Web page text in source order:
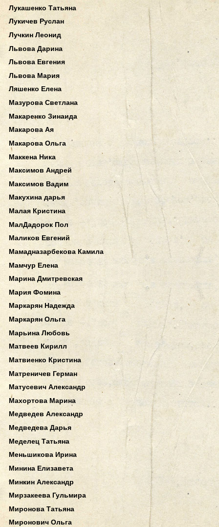
Лукашенко Татьяна
Лукичев Руслан
Лучкин Леонид
Львова Дарина
Львова Евгения
Львова Мария
Ляшенко Елена
Мазурова Светлана
Макаренко Зинаида
Макарова Ая
Макарова Ольга
Маккена Ника
Максимов Андрей
Максимов Вадим
Макухина дарья
Малая Кристина
МалДадорок Пол
Маликов Евгений
Мамадназарбекова Камила
Мамчур Елена
Марина Дмитревская
Мария Фомина
Маркарян Надежда
Маркарян Ольга
Марьина Любовь
Матвеев Кирилл
Матвиенко Кристина
Матреничев Герман
Матусевич Александр
Махортова Марина
Медведев Александр
Медведева Дарья
Меделец Татьяна
Меньшикова Ирина
Минина Елизавета
Минкин Александр
Мирзакеева Гульмира
Миронова Татьяна
Миронович Ольга